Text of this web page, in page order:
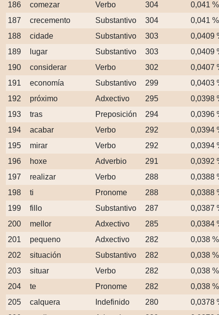
186
comezar Verbo 304
0,041 %
187
crecemento Substantivo 304
0,041 %
188
cidade Substantivo 303
0,0409
189
lugar Substantivo 303
0,0409
190
considerar Verbo 302
0,0407
191
economía Substantivo 299
0,0403
192
próximo Adxectivo 295
0,0398
193
tras Preposición 294
0,0396
194
acabar Verbo 292
0,0394
195
mirar Verbo 292
0,0394
196
hoxe Adverbio 291
0,0392
197
realizar Verbo 288
0,0388
198
ti Pronome 288
0,0388
199
fillo Substantivo 287
0,0387
200
mellor Adxectivo 285
0,0384
201
pequeno Adxectivo 282
0,038 %
202
situación Substantivo 282
0,038 %
203
situar Verbo 282
0,038 %
204
te Pronome 282
0,038 %
205
calquera Indefinido 280
0,0378